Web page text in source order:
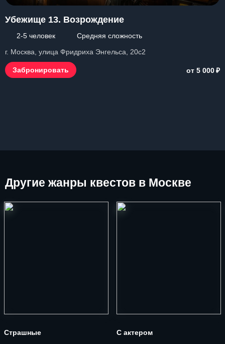
Убежище 13. Возрождение
2-5 человек
Средняя сложность
г. Москва, улица Фридриха Энгельса, 20с2
Забронировать от 5 000₽
Другие жанры квестов в Москве
Страшные С актером